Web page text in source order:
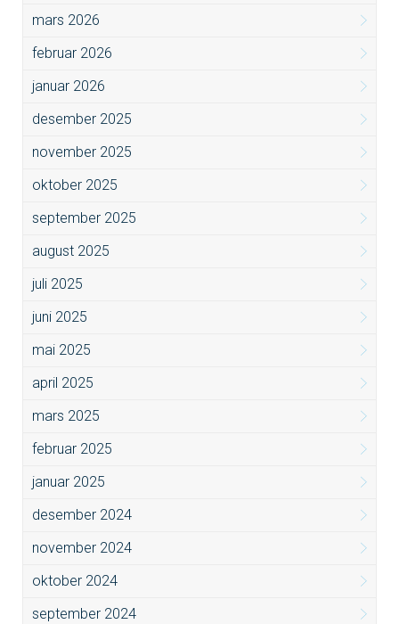
mars 2026
februar 2026
januar 2026
desember 2025
november 2025
oktober 2025
september 2025
august 2025
juli 2025
juni 2025
mai 2025
april 2025
mars 2025
februar 2025
januar 2025
desember 2024
november 2024
oktober 2024
september 2024